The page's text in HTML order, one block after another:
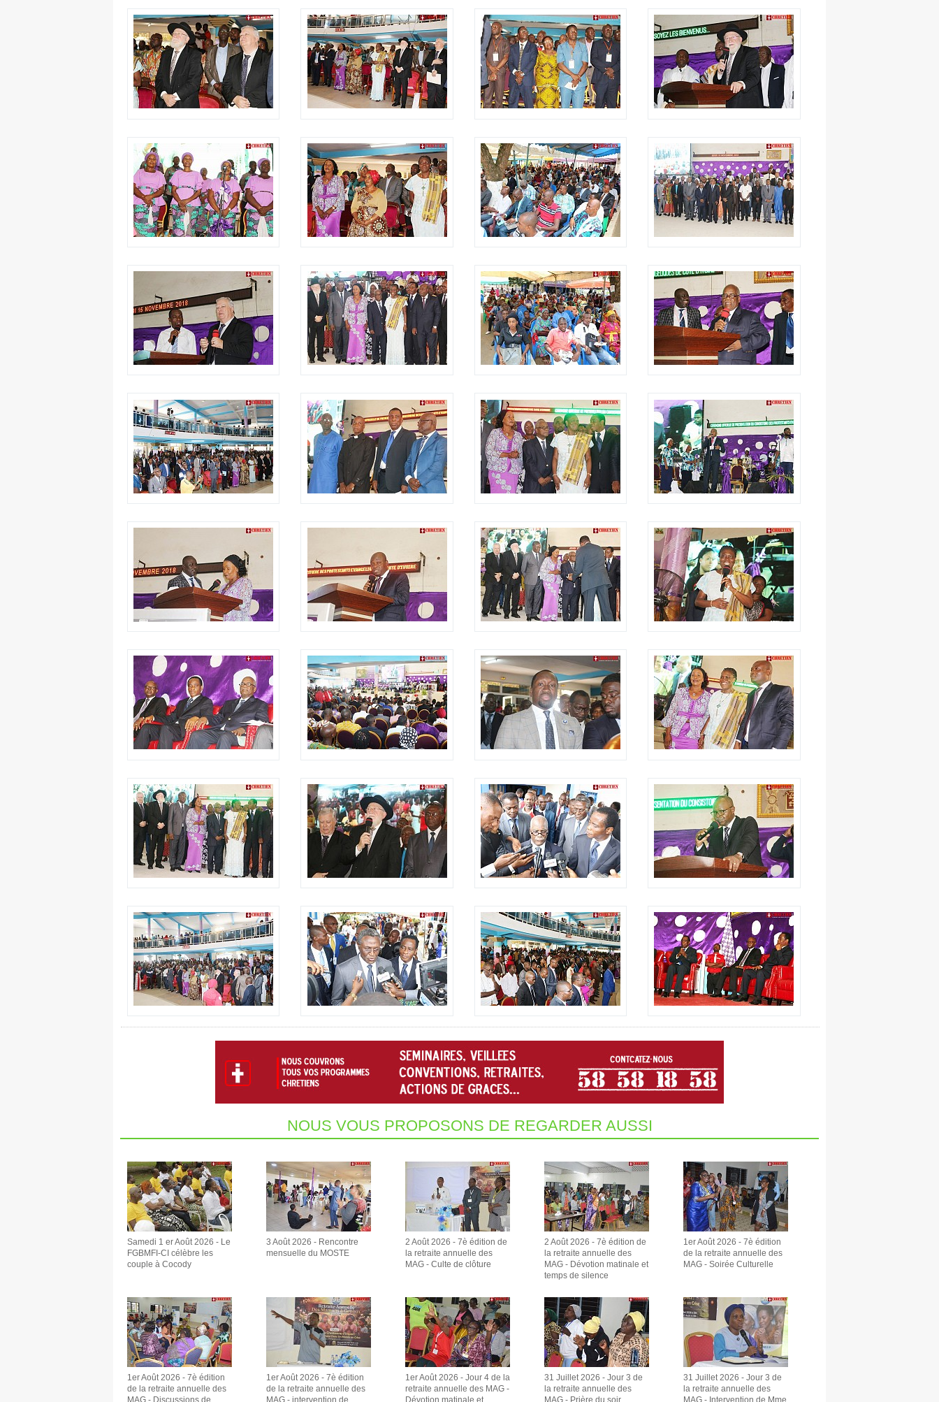
NOUS VOUS PROPOSONS DE REGARDER AUSSI
Samedi 1 er Août 2026 - Le
FGBMFI-CI célèbre les
couple à Cocody
3 Août 2026 - Rencontre
mensuelle du MOSTE
2 Août 2026 - 7è édition de
la retraite annuelle des
MAG - Culte de clôture
2 Août 2026 - 7è édition de
la retraite annuelle des
MAG - Dévotion matinale et
temps de silence
1er Août 2026 - 7è édition
de la retraite annuelle des
MAG - Soirée Culturelle
1er Août 2026 - 7è édition
de la retraite annuelle des
MAG - Discussions de
1er Août 2026 - 7è édition
de la retraite annuelle des
MAG - intervention de
1er Août 2026 - Jour 4 de la
retraite annuelle des MAG -
Dévotion matinale et
31 Juillet 2026 - Jour 3 de
la retraite annuelle des
MAG - Prière du soir
31 Juillet 2026 - Jour 3 de
la retraite annuelle des
MAG - Intervention de Mme